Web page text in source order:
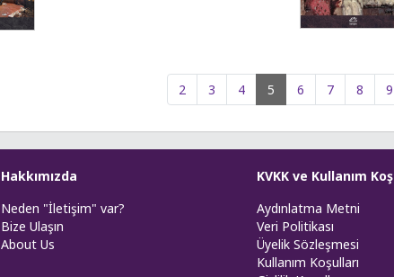
2 3 4 5 6 7 8 9
Hakkımızda
Neden "İletişim" var?
Bize Ulaşın
About Us
KVKK ve Kullanım
Aydınlatma Metni
Veri Politikası
Üyelik Sözleşmesi
Kullanım Koşulları